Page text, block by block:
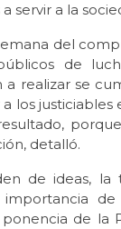
servir a la
del
de
a realizar se
los justiciables
detalló.
de ideas, la
de la